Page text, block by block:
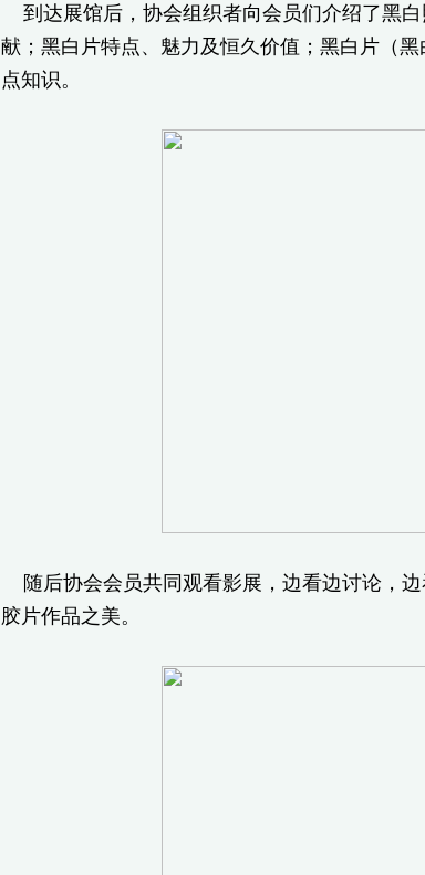
到达展馆后，协会组织者向会员们介绍了黑
献；黑白片特点、魅力及恒久价值；黑白片（
点知识。
随后协会会员共同观看影展，边看边讨论，
胶片作品之美。